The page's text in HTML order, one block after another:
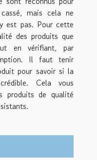
mais cela ne
est pas. Pour cette
des produits que
en vérifiant, par
Il faut tenir
pour savoir si la
Cela vous
produits de qualité